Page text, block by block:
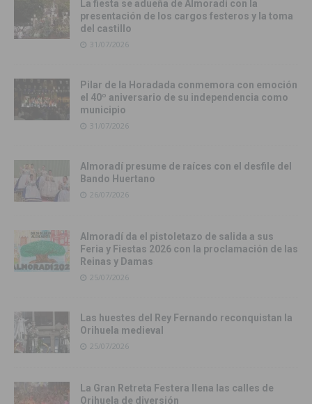
La fiesta se adueña de Almoradí con la
presentación de los cargos festeros y la toma
del castillo
31/07/2026
Pilar de la Horadada conmemora con emoción
el 40º aniversario de su independencia como
municipio
31/07/2026
Almoradí presume de raíces con el desfile del
Bando Huertano
26/07/2026
Almoradí da el pistoletazo de salida a sus
Feria y Fiestas 2026 con la proclamación de las
Reinas y Damas
25/07/2026
Las huestes del Rey Fernando reconquistan la
Orihuela medieval
25/07/2026
La Gran Retreta Festera llena las calles de
Orihuela de diversión